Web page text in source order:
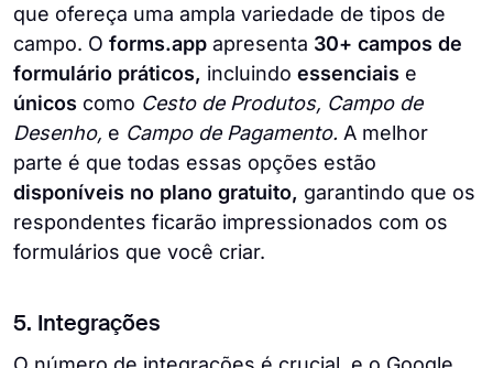
que ofereça uma ampla variedade de tipos de
campo. O forms.app apresenta 30+ campos de
formulário práticos, incluindo essenciais e
únicos como Cesto de Produtos, Campo de
Desenho, e Campo de Pagamento. A melhor
parte é que todas essas opções estão
disponíveis no plano gratuito, garantindo que os
respondentes ficarão impressionados com os
formulários que você criar.
5. Integrações